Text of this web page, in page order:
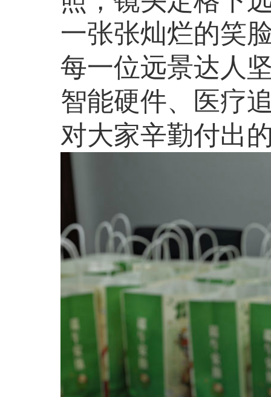
一张张灿烂的笑
每一位远景达人
智能硬件、医疗
对大家辛勤付出